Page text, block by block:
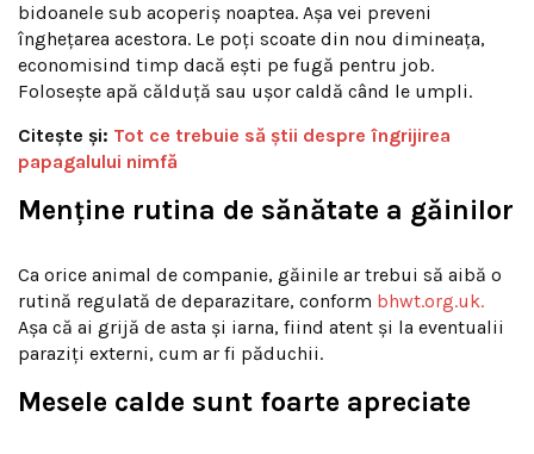
bidoanele sub acoperiș noaptea. Așa vei preveni
înghețarea acestora. Le poți scoate din nou dimineața,
economisind timp dacă ești pe fugă pentru job.
Folosește apă călduță sau ușor caldă când le umpli.
Citește și: Tot ce trebuie să ştii despre îngrijirea
papagalului nimfă
Menține rutina de sănătate a găinilor
Ca orice animal de companie, găinile ar trebui să aibă o
rutină regulată de deparazitare, conform bhwt.org.uk.
Așa că ai grijă de asta și iarna, fiind atent și la eventualii
paraziți externi, cum ar fi păduchii.
Mesele calde sunt foarte apreciate